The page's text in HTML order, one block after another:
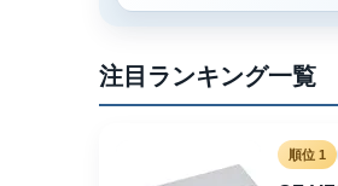
注目ランキング一覧
順位 1